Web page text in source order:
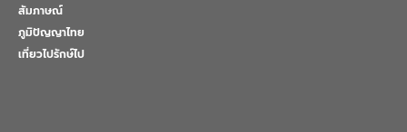
สัมภาษณ์
ภูมิปัญญาไทย
เที่ยวไปรักษ์ไป